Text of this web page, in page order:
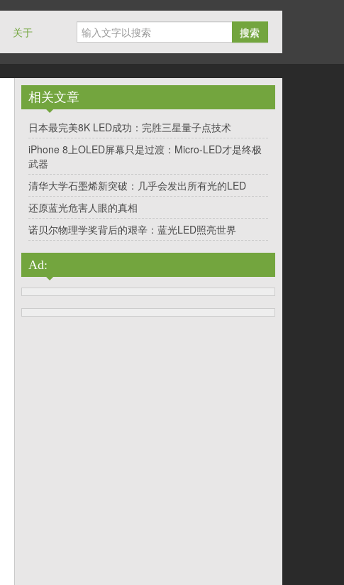
关于 搜索
相关文章
日本最完美8K LED成功：完胜三星量子点技术
iPhone 8上OLED屏幕只是过渡：Micro-LED才是终极
武器
清华大学石墨烯新突破：几乎会发出所有光的LED
还原蓝光危害人眼的真相
诺贝尔物理学奖背后的艰辛：蓝光LED照亮世界
Ad: